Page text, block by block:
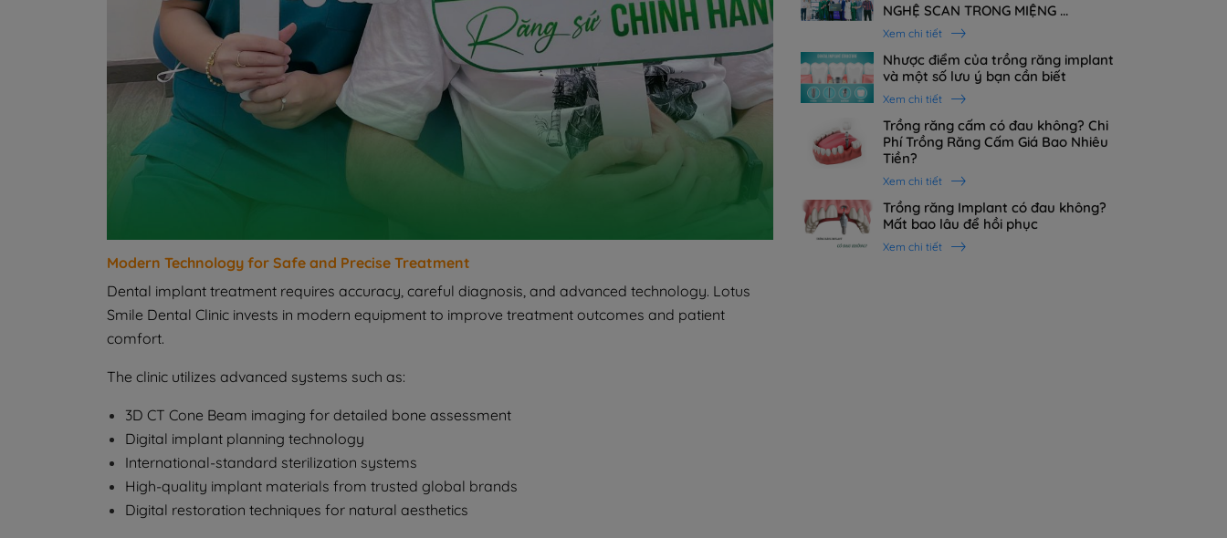
Modern Technology for Safe and Precise Treatment
Dental implant treatment requires accuracy, careful diagnosis, and advanced technology. Lotus
Smile Dental Clinic invests in modern equipment to improve treatment outcomes and patient
comfort.
The clinic utilizes advanced systems such as:
3D CT Cone Beam imaging for detailed bone assessment
Digital implant planning technology
International-standard sterilization systems
High-quality implant materials from trusted global brands
Digital restoration techniques for natural aesthetics
NGHỆ SCAN TRONG MIỆNG ...
Xem chi tiết
Nhược điểm của trồng răng implant
và một số lưu ý bạn cần biết
Xem chi tiết
Trồng răng cấm có đau không? Chi
Phí Trồng Răng Cấm Giá Bao Nhiêu
Tiền?
Xem chi tiết
Trồng răng Implant có đau không?
Mất bao lâu để hồi phục
Xem chi tiết